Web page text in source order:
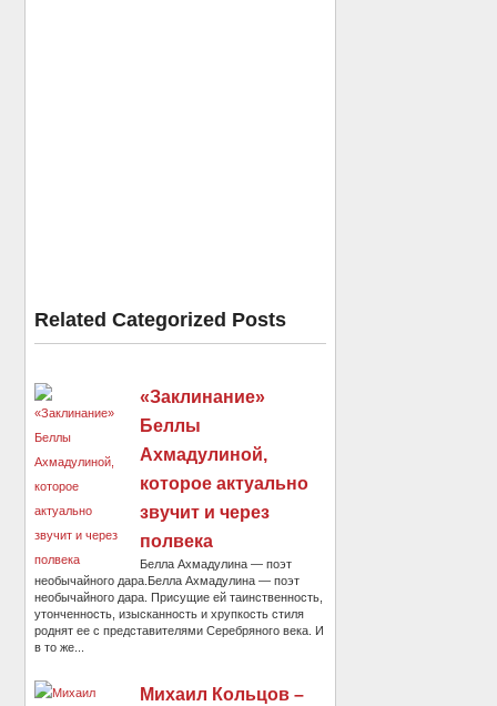
Related Categorized Posts
«Заклинание»
Беллы
Ахмадулиной,
которое актуально
звучит и через
полвека
Белла Ахмадулина — поэт
необычайного дара.Белла Ахмадулина — поэт
необычайного дара. Присущие ей таинственность,
утонченность, изысканность и хрупкость стиля
роднят ее с представителями Серебряного века. И
в то же...
Михаил Кольцов –